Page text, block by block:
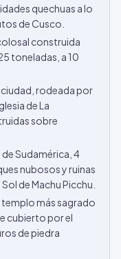
quechuas a lo
de Cusco.
construida
toneladas, a 10
ciudad, rodeada por
de La
sobre
Sudamérica, 4
nubosos y ruinas
de Machu Picchu.
templo más sagrado
cubierto por el
de piedra